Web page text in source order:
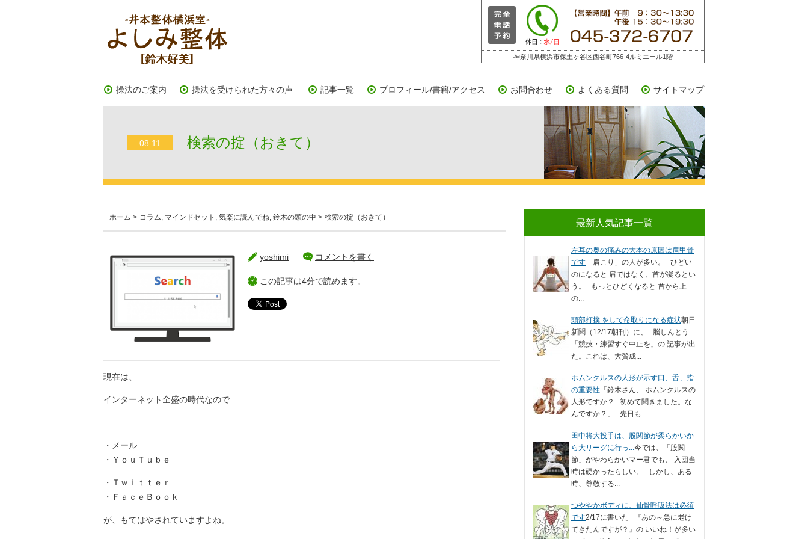
神奈川県横浜市保土ヶ谷区西谷町766-4ルミエール1階
操法のご案内 操法を受けられた方々の声 記事一覧 プロフィール/書籍/アクセス お問合わせ よくある質問 サイトマップ
08.11 検索の掟（おきて）
ホーム > コラム, マインドセット , 気楽に読んでね, 鈴木の頭の中 > 検索の掟（おきて）
yoshimi コメントを書く
この記事は4分で読めます。
現在は、
インターネット全盛の時代なので
・メール
・ＹｏｕＴｕｂｅ
・Ｔｗｉｔｔｅｒ
・ＦａｃｅＢｏｏｋ
が、もてはやされていますよね。
最新人気記事一覧
左耳の奥の痛みの大本の原因は肩甲骨
です 「肩こり」の人が多い。 ひどい
のになると 肩ではなく、首が凝るとい
う。 もっとひどくなると 首から上
の...
頭部打撲 をして命取りになる症状朝日
新聞（12/17朝刊）に、 脳しんとう
「競技・練習すぐ中止を」の 記事が出
た。これは、大賛成...
ホムンクルスの人形が示す口、舌、指
の重要性 「鈴木さん、 ホムンクルスの
人形ですか？ 初めて聞きました。な
んですか？」 先日も...
田中将大投手は、股関節が柔らかいか
ら大リーグに行っ...今では、「股関
節」がやわらかいマー君でも、 入団当
時は硬かったらしい。 しかし、ある
時、尊敬する...
つややかボディに、仙骨呼吸法は必須
です2/17に書いた 『あの～急に老け
てきたんですが？』の いいね！が多い